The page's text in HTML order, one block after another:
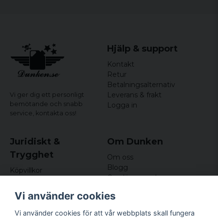
Vi ger dig ett personligt
bemötande och snabb
service, kontakta oss!
Hjälp & support
Kontakt
Retur
Betalningsalternativ
Leverans & frakt
Logga in
Juridiskt &
Trygghet
Köpvillkor
Om cookies
Om Dunken
Om oss
Blogg
Omdömen och
Nyhetsbrev
Kundklubb
Vi använder cookies
Vi använder cookies för att vår webbplats skall fungera